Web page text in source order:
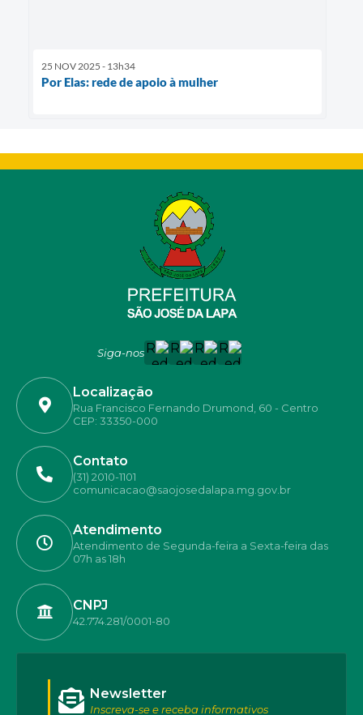
25 NOV 2025 - 13h34
Por Elas: rede de apoio à mulher
Siga-nos
Localização
Rua Francisco Fernando Drumond, 60 - Centro
CEP: 33350-000
Contato
(31) 2010-1101
comunicacao@saojosedalapa.mg.gov.br
Atendimento
Atendimento de Segunda-feira a Sexta-feira das
07h as 18h
CNPJ
42.774.281/0001-80
Newsletter
Inscreva-se e receba informativos